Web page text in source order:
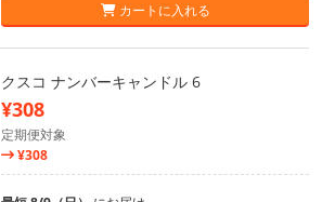
カートに入れる
クスコ ナンバーキャンドル 6
¥308
定期便対象
¥308